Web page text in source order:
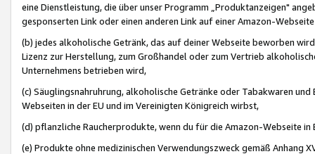
eine Dienstleistung, die über unser Programm „Produktanzeigen"
gesponserten Link oder einen anderen Link auf einer Amazon-
(b) jedes alkoholische Getränk, das auf deiner Webseite beworben
Lizenz zur Herstellung, zum Großhandel oder zum Vertrieb
Unternehmens betrieben wird,
(c) Säuglingsnahruhrung, alkoholische Getränke oder Tabakwaren
Webseiten in der EU und im Vereinigten Königreich wirbst,
(d) pflanzliche Raucherprodukte, wenn du für die Amazon-Webseite in
(e) Produkte ohne medizinischen Verwendungszweck gemäß Anhang